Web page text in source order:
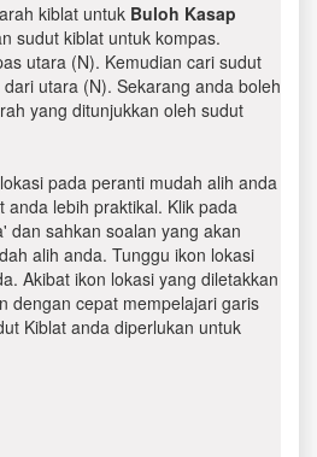
kiblat untuk Buloh Kasap
sudut kiblat untuk kompas.
utara (N). Kemudian cari sudut
utara (N). Sekarang anda boleh
yang ditunjukkan oleh sudut
pada peranti mudah alih anda
anda lebih praktikal. Klik pada
dan sahkan soalan yang akan
alih anda. Tunggu ikon lokasi
Akibat ikon lokasi yang diletakkan
dengan cepat mempelajari garis
Kiblat anda diperlukan untuk